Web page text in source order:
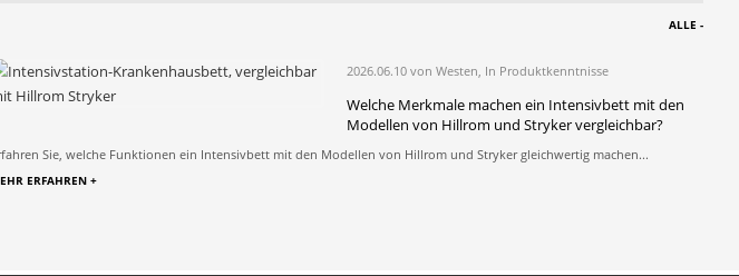
ALLE -
von Westen, In Produktkenntnisse
Röntgensystem mit direkter Bildauswertung
Wahl für Ihr Krankenhaus?
stationären DR-Röntgensystem und einem tragbaren
2026.06.10 von Westen, In Produktkenntnisse
Welche Merkmale machen ein Intensivbett mit den
Modellen von Hillrom und Stryker vergleichbar?
Sie, welche Funktionen ein Intensivbett mit den Modellen von Hillrom und Stryker gleichwertig machen...
ERFAHREN +